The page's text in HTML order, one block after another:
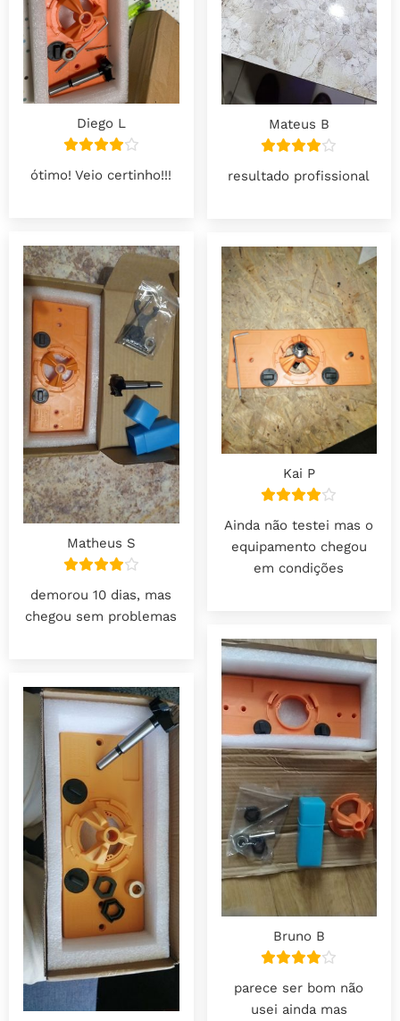
Mateus B
resultado profissional
Diego L
ótimo! Veio certinho!!!
Matheus S
demorou 10 dias, mas
chegou sem problemas
Kai P
Ainda não testei mas o
equipamento chegou
em condições
Bruno B
parece ser bom não
usei ainda mas